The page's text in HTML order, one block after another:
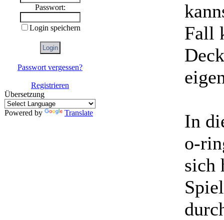
Passwort:
Login speichern
Passwort vergessen?
Registrieren
Übersetzung
Powered by Translate
Fall
In
o-
sich